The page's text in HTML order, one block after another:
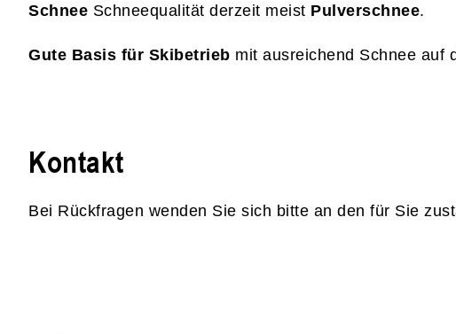
Schnee Schneequalität derzeit meist Pulverschnee.
Gute Basis für Skibetrieb mit ausreichend Schnee auf
Kontakt
Bei Rückfragen wenden Sie sich bitte an den für Sie